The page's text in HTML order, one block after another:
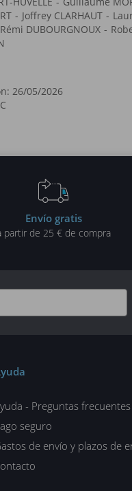
Joffrey CLARHAUT
Rémi DUBOURGNOUX
26/05/2026
Envío gratis
partir de 25 € de compra
- Preguntas frecuentes
seguro
de envío y plazos de